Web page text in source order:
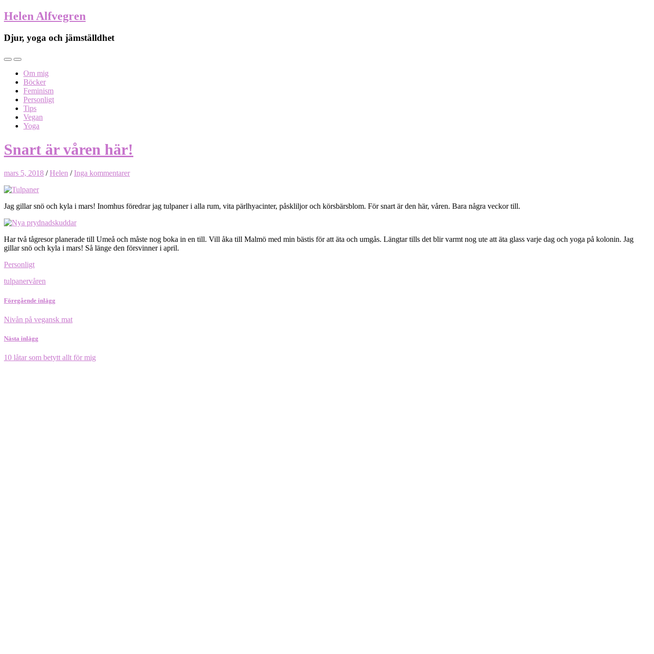
Helen Alfvegren
Djur, yoga och jämställdhet
Om mig
Böcker
Feminism
Personligt
Tips
Vegan
Yoga
Snart är våren här!
mars 5, 2018 /Helen /Inga kommentarer
Jag gillar snö och kyla i mars! Inomhus föredrar jag tulpaner i alla rum, vita pärlhyacinter, påskliljor och körsbärsblom. För snart är den här, våren. Bara några veckor till.
Har två tågresor planerade till Umeå och måste nog boka in en till. Vill åka till Malmö med min bästis för att äta och umgås. Längtar tills det blir varmt nog ute att äta glass varje dag och yoga på kolonin. Jag
gillar snö och kyla i mars! Så länge den försvinner i april.
Personligt
tulpanervåren
Föregående inlägg
Nivån på vegansk mat
Nästa inlägg
10 låtar som betytt allt för mig